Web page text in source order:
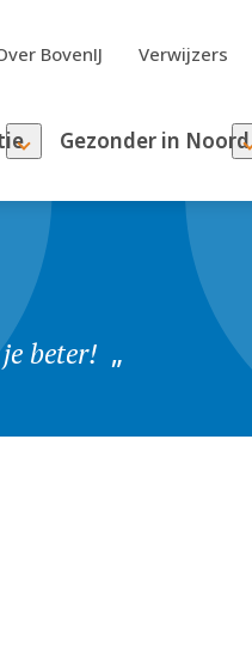
BovenIJ Verwijzers
Gezonder in Noord
beter!